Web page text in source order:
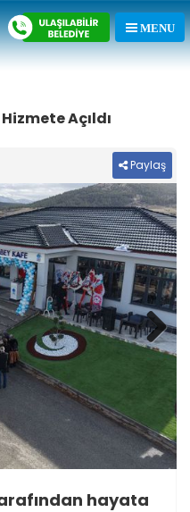
Açıldı
Paylaş
Next
hayata